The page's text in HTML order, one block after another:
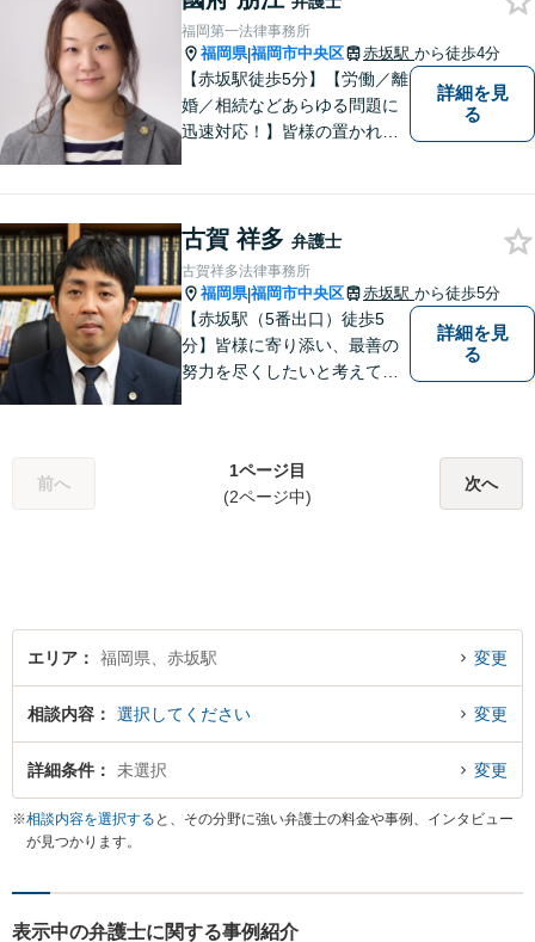
福岡第一法律事務所
福岡県|福岡市中央区 赤坂駅 から徒歩4分
【赤坂駅徒歩5分】【労働／離
婚／相続などあらゆる問題に
迅速対応！】皆様の置かれた
解決へと導きます。まずはお
気軽にご相談ください。
詳細を見
る
古賀 祥多 弁護士
古賀祥多法律事務所
福岡県|福岡市中央区 赤坂駅 から徒歩5分
【赤坂駅（5番出口）徒歩5
分】皆様に寄り添い、最善の
努力を尽くしたいと考えてい
詳細を見
る
前へ
1ページ目
(2ページ中)
次へ
エリア 福岡県、赤坂駅 変更
相談内容 選択してください 変更
詳細条件 未選択 変更
※相談内容を選択する と、その分野に強い弁護士の料金や事例、インタビュー
が見つかります。
表示中の弁護士に関する事例紹介